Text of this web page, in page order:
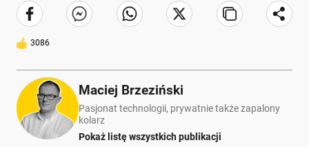
3086
Maciej Brzeziński
Pasjonat technologii, prywatnie także zapalony
kolarz
Pokaż listę wszystkich publikacji